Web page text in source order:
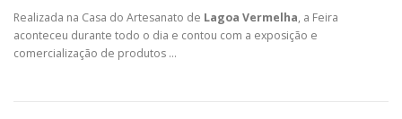
Realizada na Casa do Artesanato de Lagoa Vermelha, a Feira
aconteceu durante todo o dia e contou com a exposição e
comercialização de produtos …